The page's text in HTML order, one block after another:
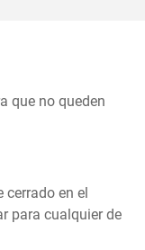
que no queden
cerrado en el
para cualquier de